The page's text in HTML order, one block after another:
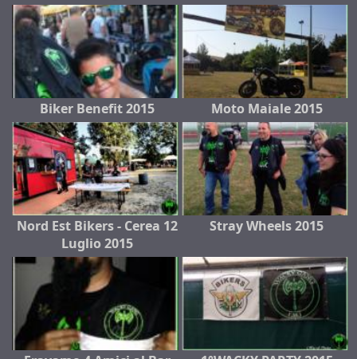
Biker Benefit 2015 Moto Maiale 2015
Nord Est Bikers - Cerea 12
Luglio 2015
Stray Wheels 2015